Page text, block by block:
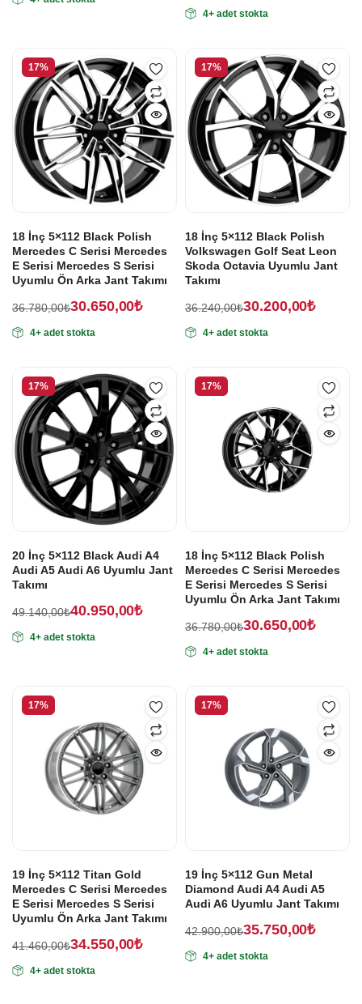
fiyat:
andaki
fiyat:
andaki
30.650,00₺.
4+ adet stokta
17%
18 İnç 5×112 Black Polish
Mercedes C Serisi Mercedes
E Serisi Mercedes S Serisi
Uyumlu Ön Arka Jant Takımı
36.780,00₺
fiyat:
30.650,00₺
andaki
30.650,00₺.
4+ adet stokta
17%
18 İnç 5×112 Black Polish
Volkswagen Golf Seat Leon
Skoda Octavia Uyumlu Jant
Takımı
36.240,00₺
fiyat:
30.200,00₺
andaki
30.200,00₺.
4+ adet stokta
17%
20 İnç 5×112 Black Audi A4
Audi A5 Audi A6 Uyumlu Jant
Takımı
49.140,00₺
fiyat:
40.950,00₺
andaki
4+ adet stokta
17%
18 İnç 5×112 Black Polish
Mercedes C Serisi Mercedes
E Serisi Mercedes S Serisi
Uyumlu Ön Arka Jant Takımı
36.780,00₺
fiyat:
30.650,00₺
andaki
30.650,00₺.
4+ adet stokta
17%
19 İnç 5×112 Titan Gold
Mercedes C Serisi Mercedes
E Serisi Mercedes S Serisi
Uyumlu Ön Arka Jant Takımı
41.460,00₺
fiyat:
34.550,00₺
andaki
4+ adet stokta
17%
19 İnç 5×112 Gun Metal
Diamond Audi A4 Audi A5
Audi A6 Uyumlu Jant Takımı
42.900,00₺
fiyat:
35.750,00₺
andaki
4+ adet stokta